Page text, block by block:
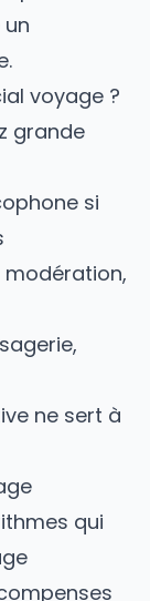
voyage ?
grande
si
modération,
ne sert à
qui